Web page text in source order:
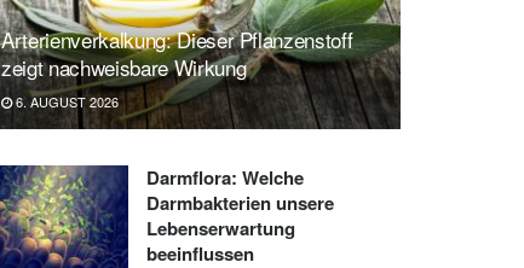
Arterienverkalkung: Dieser Pflanzenstoff
zeigt nachweisbare Wirkung
6. AUGUST 2026
Darmflora: Welche
Darmbakterien unsere
Lebenserwartung
beeinflussen